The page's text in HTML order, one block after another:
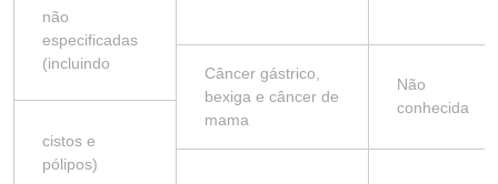
não
especificadas
(incluindo
Câncer gástrico,
bexiga e câncer de
mama
Não
conhecida
cistos e
pólipos)